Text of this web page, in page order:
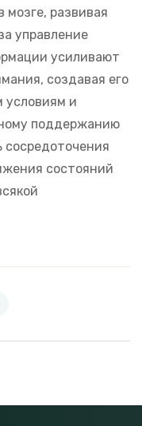
развивая
управление
усиливают
создавая его
условиям и
поддержанию
сосредоточения
состояний